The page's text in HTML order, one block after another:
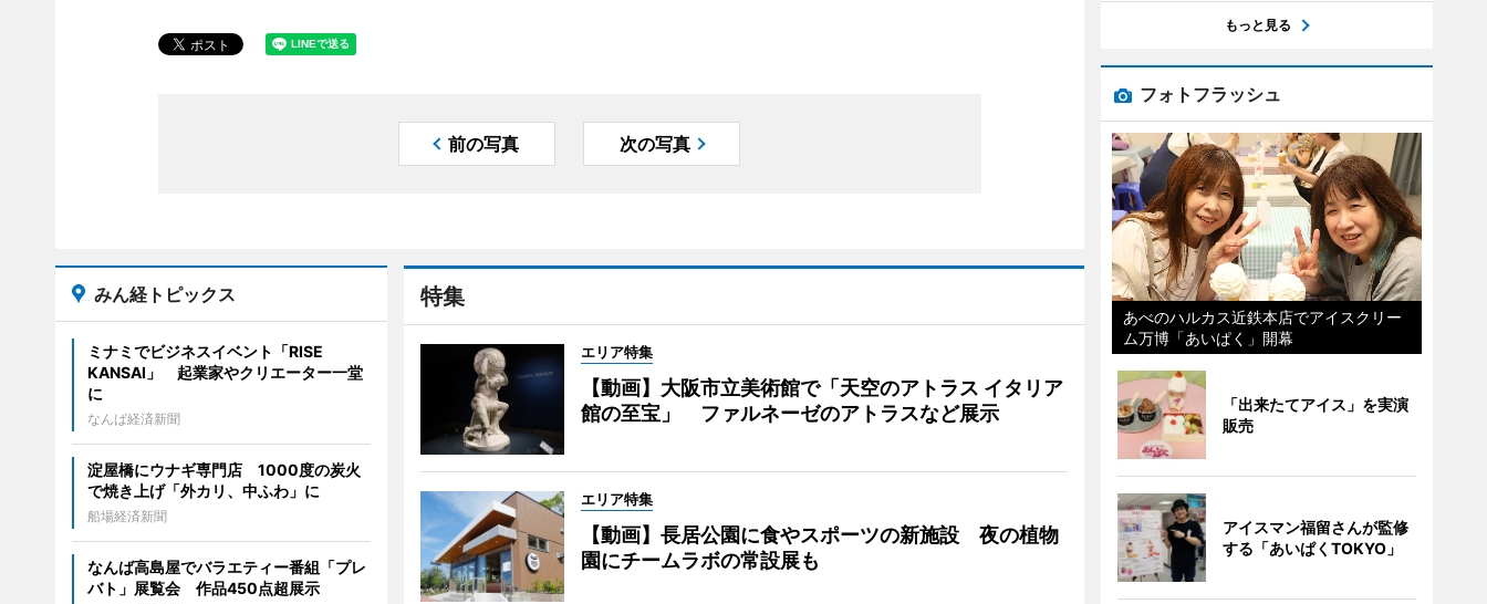
前の写真 次の写真
特集
エリア特集
【動画】大阪市立美術館で「天空のアトラス イタリア
館の至宝」 ファルネーゼのアトラスなど展示
エリア特集
【動画】長居公園に食やスポーツの新施設 夜の植物
園にチームラボの常設展も
みん経トピックス
ミナミでビジネスイベント「RISE
KANSAI」 起業家やクリエーター一堂
に
なんば経済新聞
淀屋橋にウナギ専門店 1000度の炭火
で焼き上げ「外カリ、中ふわ」に
船場経済新聞
なんば高島屋でバラエティー番組「プレ
バト」展覧会 作品450点超展示
もっと見る
フォトフラッシュ
あべのハルカス近鉄本店でアイスクリー
ム万博「あいぱく」開幕
「出来たてアイス」を実演
販売
アイスマン福留さんが監修
する「あいぱくTOKYO」